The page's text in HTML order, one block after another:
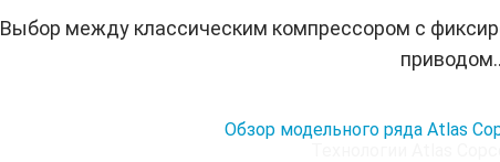
Выбор между классическим компрессором с
Обзор модельного ряда Atlas